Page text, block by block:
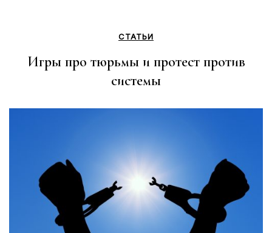
СТАТЬИ
Игры про тюрьмы и протест против
системы